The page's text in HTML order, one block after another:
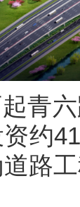
青
约
路